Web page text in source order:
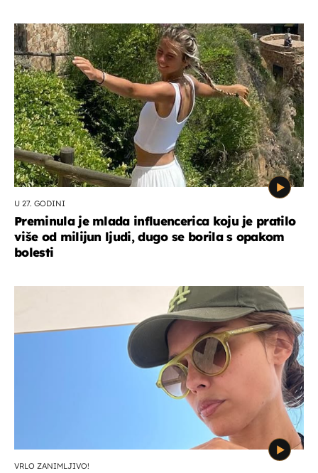
U 27. GODINI
Preminula je mlada influencerica koju je pratilo
više od milijun ljudi, dugo se borila s opakom
bolesti
VRLO ZANIMLJIVO!